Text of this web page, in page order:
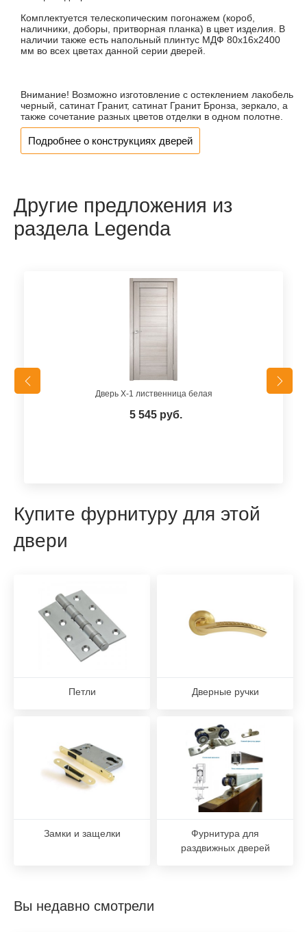
Комплектуется телескопическим погонажем (короб,
наличники, доборы, притворная планка) в цвет изделия. В
наличии также есть напольный плинтус МДФ 80х16х2400
мм во всех цветах данной серии дверей.
Внимание! Возможно изготовление с остеклением лакобель
черный, сатинат Гранит, сатинат Гранит Бронза, зеркало, а
также сочетание разных цветов отделки в одном полотне.
Подробнее о конструкциях дверей
Другие предложения из
раздела Legenda
Дверь X-1 лиственница белая
5 545 руб.
Купите фурнитуру для этой
двери
Петли Дверные ручки
Замки и защелки
Фурнитура для
раздвижных дверей
Вы недавно смотрели